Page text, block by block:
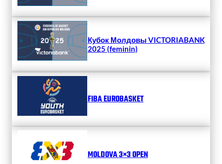
Кубок Молдовы VICTORIABANK
2025 (feminin)
FIBA EUROBASKET
MOLDOVA 3×3 OPEN